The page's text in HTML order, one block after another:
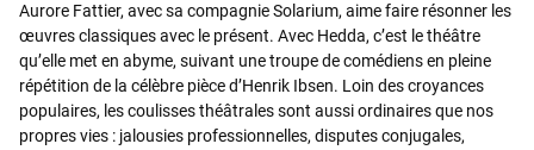
Aurore Fattier, avec sa compagnie Solarium, aime faire résonner les
œuvres classiques avec le présent. Avec Hedda, c’est le théâtre
qu’elle met en abyme, suivant une troupe de comédiens en pleine
répétition de la célèbre pièce d’Henrik Ibsen. Loin des croyances
populaires, les coulisses théâtrales sont aussi ordinaires que nos
propres vies : jalousies professionnelles, disputes conjugales,